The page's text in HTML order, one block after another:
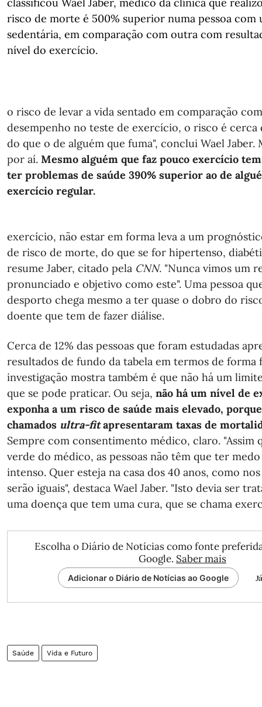
risco de morte é 500% superior numa pessoa com
sedentária, em comparação com outra com
nível do exercício.
o risco de levar a vida sentado em comparação
desempenho no teste de exercício, o risco é cerca
do que o de alguém que fuma", conclui Wael Jaber.
por aí. Mesmo alguém que faz pouco exercício
ter problemas de saúde 390% superior ao de
exercício regular.
exercício, não estar em forma leva a um
de risco de morte, do que se for hipertenso,
resume Jaber, citado pela CNN. "Nunca vimos um
pronunciado e objetivo como este". Uma pessoa
desporto chega mesmo a ter quase o dobro do
doente que tem de fazer diálise.
Cerca de 12% das pessoas que foram estudadas
resultados de fundo da tabela em termos de forma
investigação mostra também é que não há um
que se pode praticar. Ou seja, não há um nível de
exponha a um risco de saúde mais elevado,
chamados ultra-fitapresentaram taxas de
Sempre com consentimento médico, claro. "Assim
verde do médico, as pessoas não têm que ter
intenso. Quer esteja na casa dos 40 anos, como
serão iguais", destaca Wael Jaber. "Isto devia ser
uma doença que tem uma cura, que se chama
Escolha o Diário de Notícias como fonte
Google. Saber mais
Adicionar o Diário de Notícias ao Google
Saúde Vida e Futuro